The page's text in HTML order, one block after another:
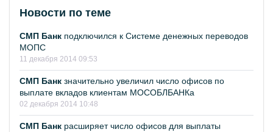
Новости по теме
СМП Банк подключился к Системе денежных переводов
МОПС
11 декабря 2014 09:53
СМП Банк значительно увеличил число офисов по
выплате вкладов клиентам МОСОБЛБАНКа
02 декабря 2014 10:48
СМП Банк расширяет число офисов для выплаты